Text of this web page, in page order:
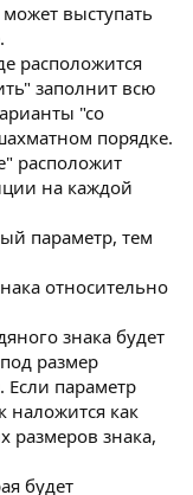
выступать
расположится
заполнит всю
"со
порядке.
расположит
на каждой
параметр, тем
относительно
знака будет
размер
параметр
наложится как
размеров знака,
будет